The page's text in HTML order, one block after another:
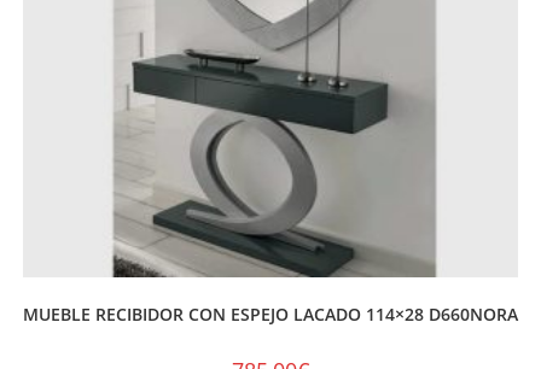
MUEBLE RECIBIDOR CON ESPEJO LACADO 114×28 D660NORA